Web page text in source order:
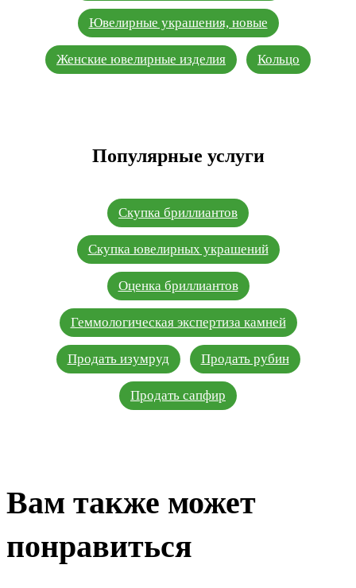
Ювелирные украшения, новые
Женские ювелирные изделия Кольцо
Популярные услуги
Скупка бриллиантов
Скупка ювелирных украшений
Оценка бриллиантов
Геммологическая экспертиза камней
Продать изумруд Продать рубин
Продать сапфир
Вам также может
понравиться